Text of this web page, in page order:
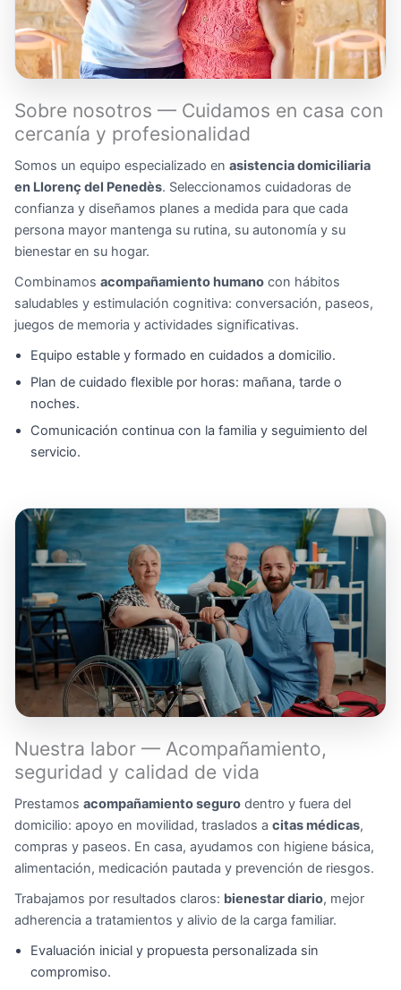
Sobre nosotros — Cuidamos en casa con
cercanía y profesionalidad
Somos un equipo especializado en asistencia domiciliaria
en Llorenç del Penedès. Seleccionamos cuidadoras de
confianza y diseñamos planes a medida para que cada
persona mayor mantenga su rutina, su autonomía y su
bienestar en su hogar.
Combinamos acompañamiento humano con hábitos
saludables y estimulación cognitiva: conversación, paseos,
juegos de memoria y actividades significativas.
Equipo estable y formado en cuidados a domicilio.
Plan de cuidado flexible por horas: mañana, tarde o
noches.
Comunicación continua con la familia y seguimiento del
servicio.
Nuestra labor — Acompañamiento,
seguridad y calidad de vida
Prestamos acompañamiento seguro dentro y fuera del
domicilio: apoyo en movilidad, traslados a citas médicas,
compras y paseos. En casa, ayudamos con higiene básica,
alimentación, medicación pautada y prevención de riesgos.
Trabajamos por resultados claros: bienestar diario, mejor
adherencia a tratamientos y alivio de la carga familiar.
Evaluación inicial y propuesta personalizada sin
compromiso.